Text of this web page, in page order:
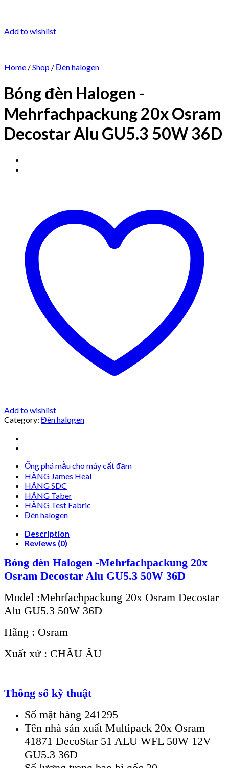
Add to wishlist
Home /Shop /Đèn halogen
Bóng đèn Halogen -
Mehrfachpackung 20x Osram
Decostar Alu GU5.3 50W 36D
Add to wishlist
Category: Đèn halogen
Ống phá mẫu cho máy cất đạm
HÃNG James Heal
HÃNG SDC
HÃNG Taber
HÃNG Test Fabric
Đèn halogen
Description
Reviews (0)
Bóng đèn Halogen -Mehrfachpackung 20x
Osram Decostar Alu GU5.3 50W 36D
Model :Mehrfachpackung 20x Osram Decostar
Alu GU5.3 50W 36D
Hãng : Osram
Xuất xứ : CHÂU ÂU
Thông số kỹ thuật
Số mặt hàng 241295
Tên nhà sản xuất Multipack 20x Osram
41871 DecoStar 51 ALU WFL 50W 12V
GU5.3 36D